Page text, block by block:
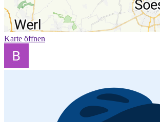
Karte öffnen